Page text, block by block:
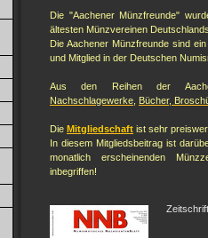
Die "Aachener Münzfreunde"
ältesten Münzvereinen
Die Aachener Münzfreunde sind
und Mitglied in der Deutschen
Aus den Reihen der
Nachschlagewerke Bücher,
Die Mitgliedschaft ist sehr
In diesem Mitgliedsbeitrag ist
monatlich erscheinenden
inbegriffen!